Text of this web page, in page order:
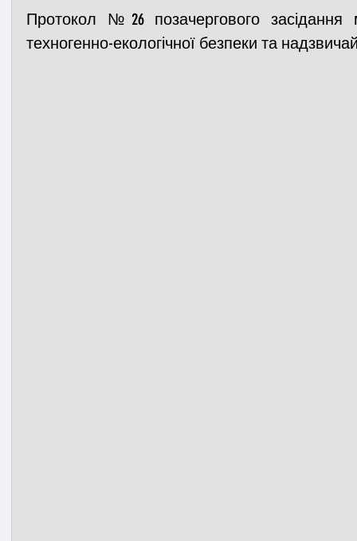
Адмінпротокол Свята Поліція
Протокол №26 позачергового засідання
техногенно-екологічної безпеки та